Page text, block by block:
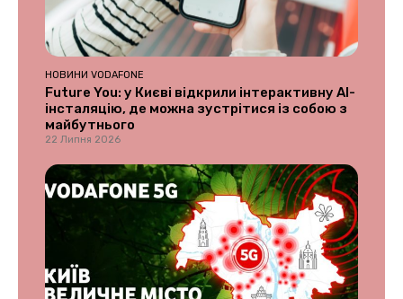
НОВИНИ VODAFONE
Future You: у Києві відкрили інтерактивну AI-
інсталяцію, де можна зустрітися із собою з
майбутнього
22 Липня 2026